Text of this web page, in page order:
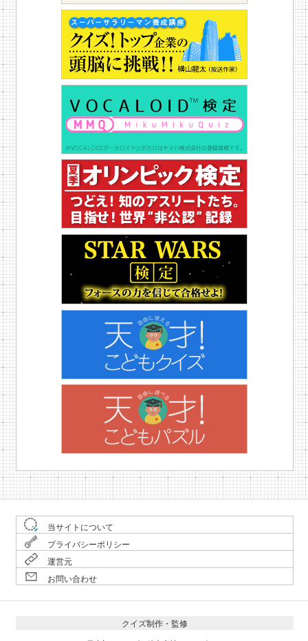
当サイトについて
プライバシーポリシー
運営元
お問い合わせ
クイズ制作・監修